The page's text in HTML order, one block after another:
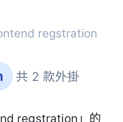
regstration
共 2 款外掛
regstration」的